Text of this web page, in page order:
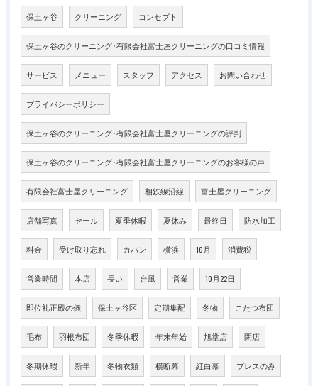
保土ヶ谷 クリーニング コンセプト
保土ヶ谷のクリーニング･有限会社富士屋クリーニングの口コミ情報
サービス メニュー スタッフ アクセス お問い合わせ
プライバシーポリシー
保土ヶ谷のクリーニング･有限会社富士屋クリーニングの評判
保土ヶ谷のクリーニング･有限会社富士屋クリーニングのお客様の声
有限会社富士屋クリーニング 相鉄線沿線 富士屋クリーニング
店舗写真 セール 夏季休暇 夏休み 最終日 防水加工
料金 受け取り忘れ カバン 横浜 10月 消費税
営業時間 本店 長い 台風 営業 10月22日
即位礼正殿の儀 保土ヶ谷区 定期集配 冬物 こたつ布団
毛布 羽根布団 冬季休暇 年末年始 旭堂店 閉店
冬期休暇 新年 冬物衣類 横断幕 紅白幕 プレスのみ